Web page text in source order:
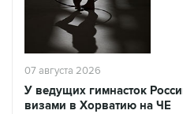
07 августа 2026
У ведущих гимнасток
визами в Хорватию на ЧЕ